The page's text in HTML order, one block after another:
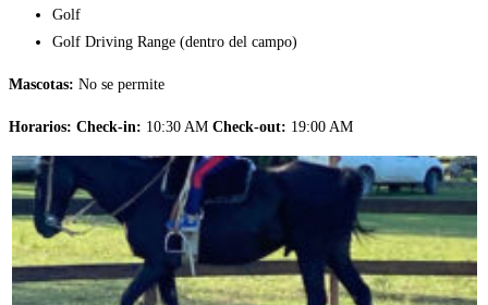
Golf
Golf Driving Range (dentro del campo)
Mascotas: No se permite
Horarios: Check-in: 10:30 AM Check-out: 19:00 AM